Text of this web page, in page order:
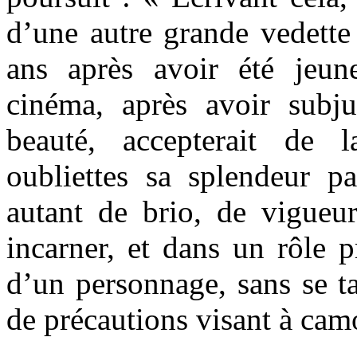
d’une autre grande
ans après avoir été
cinéma, après avoir
beauté, accepterait de
oubliettes sa splendeur
autant de brio, de
incarner, et dans un rôle
d’un personnage, sans se
de précautions visant à